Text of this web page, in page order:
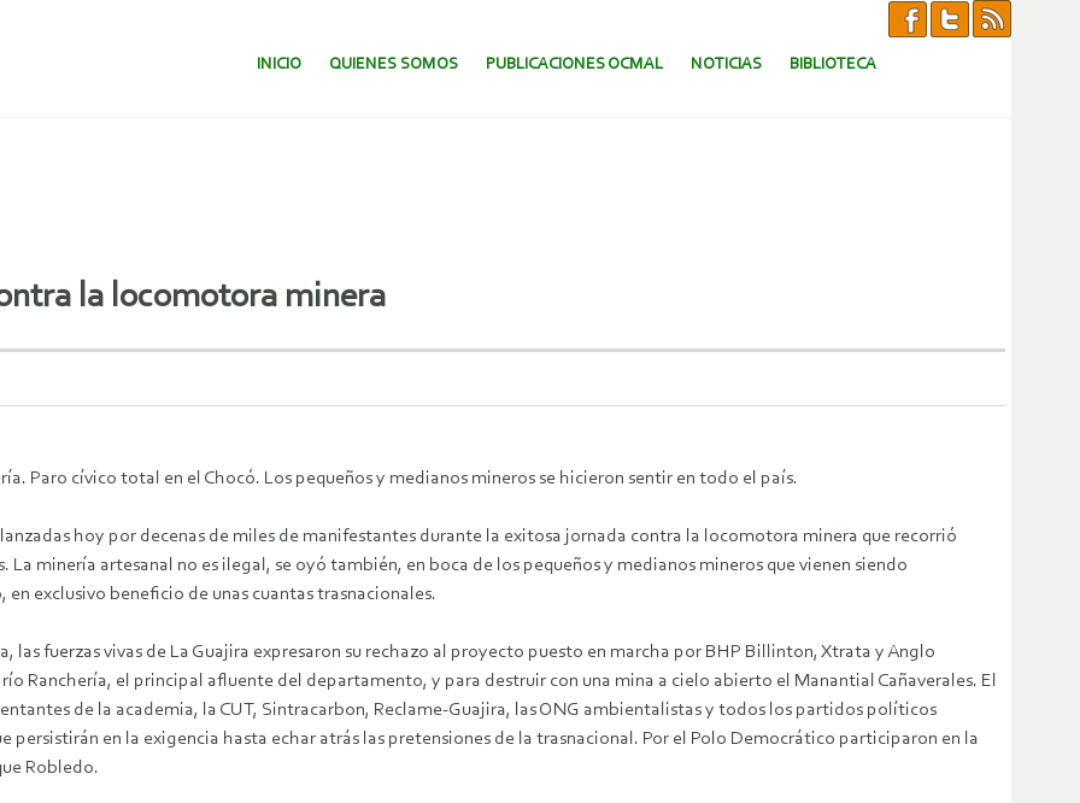
SALTAR AL CONTENIDO.
INICIO QUIENES SOMOS PUBLICACIONES OCMAL NOTICIAS BIBLIOTECA
la locomotora minera
Paro cívico total en el Chocó. Los pequeños y medianos mineros se hicieron sentir en todo el país.
hoy por decenas de miles de manifestantes durante la exitosa jornada contra la locomotora minera que recorrió
minería artesanal no es ilegal, se oyó también, en boca de los pequeños y medianos mineros que vienen siendo
exclusivo beneficio de unas cuantas trasnacionales.
las fuerzas vivas de La Guajira expresaron su rechazo al proyecto puesto en marcha por BHP Billinton, Xtrata y Anglo
Ranchería, el principal afluente del departamento, y para destruir con una mina a cielo abierto el Manantial Cañaverales. El
de la academia, la CUT, Sintracarbon, Reclame-Guajira, las ONG ambientalistas y todos los partidos políticos
persistirán en la exigencia hasta echar atrás las pretensiones de la trasnacional. Por el Polo Democrático participaron en la
Robledo.